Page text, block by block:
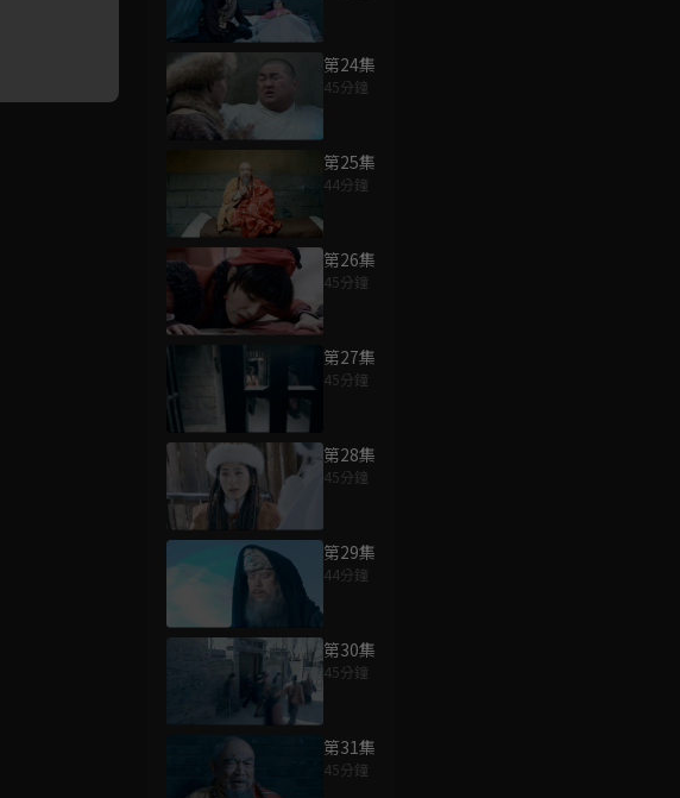
第24集
45分鐘
第25集
44分鐘
第26集
45分鐘
第27集
45分鐘
第28集
45分鐘
第29集
44分鐘
第30集
45分鐘
第31集
45分鐘